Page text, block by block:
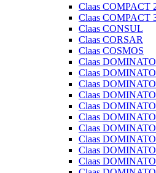
Claas COMPACT
Claas COMPACT
Claas CONSUL
Claas CORSAR
Claas COSMOS
Claas
Claas
Claas
Claas
Claas
Claas
Claas
Claas
Claas
Claas